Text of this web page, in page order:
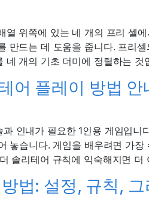
열 위쪽에 있는 네 개의 프리 셀
만드는 데 도움을 줍니다. 프리
네 개의 기초 더미에 정렬하는 것
어 플레이 방법 안
인내가 필요한 1인용 게임입
놓습니다. 게임을 배우려면 가
솔리테어 규칙에 익숙해지면 더
법: 설정, 규칙,